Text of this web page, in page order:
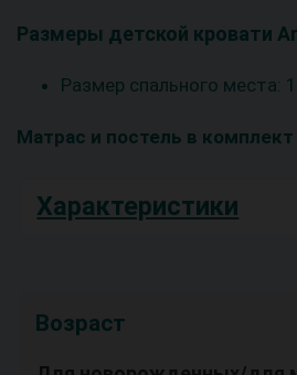
Размеры детской кровати
Размер спального места:
Матрас и постель в комплект
Характеристики
Возраст